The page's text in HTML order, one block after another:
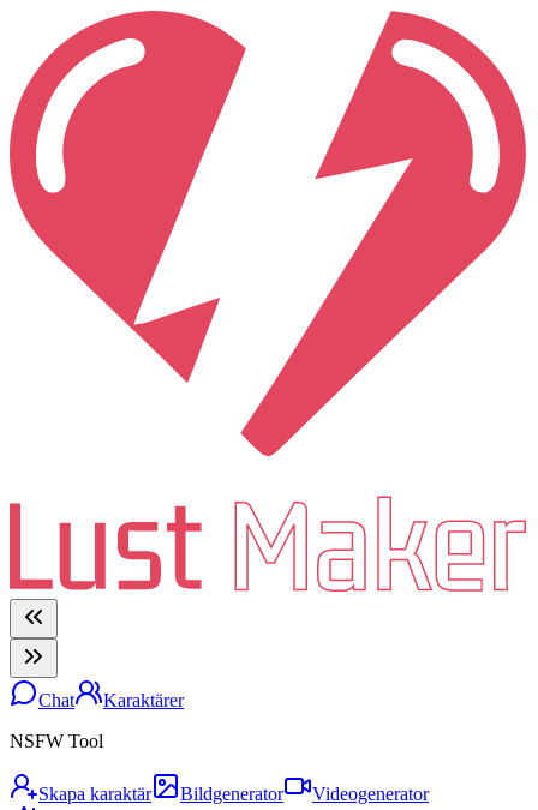
Chat
Karaktärer
NSFW Tool
Skapa karaktär Bildgenerator
Videogenerator